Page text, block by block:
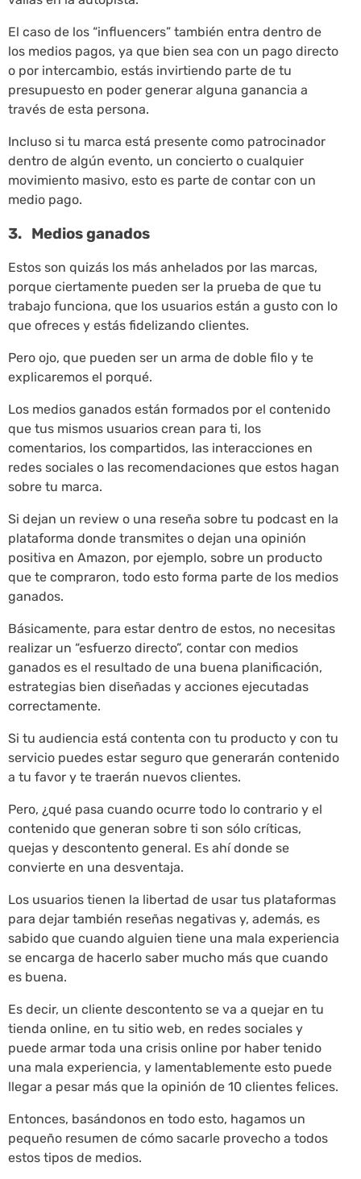
El caso de los “influencers” también entra dentro de
los medios pagos, ya que bien sea con un pago directo
o por intercambio, estás invirtiendo parte de tu
presupuesto en poder generar alguna ganancia a
través de esta persona.
Incluso si tu marca está presente como patrocinador
dentro de algún evento, un concierto o cualquier
movimiento masivo, esto es parte de contar con un
medio pago.
3. Medios ganados
Estos son quizás los más anhelados por las marcas,
porque ciertamente pueden ser la prueba de que tu
trabajo funciona, que los usuarios están a gusto con lo
que ofreces y estás fidelizando clientes.
Pero ojo, que pueden ser un arma de doble filo y te
explicaremos el porqué.
Los medios ganados están formados por el contenido
que tus mismos usuarios crean para ti, los
comentarios, los compartidos, las interacciones en
redes sociales o las recomendaciones que estos hagan
sobre tu marca.
Si dejan un review o una reseña sobre tu podcast en la
plataforma donde transmites o dejan una opinión
positiva en Amazon, por ejemplo, sobre un producto
que te compraron, todo esto forma parte de los medios
ganados.
Básicamente, para estar dentro de estos, no necesitas
realizar un “esfuerzo directo”, contar con medios
ganados es el resultado de una buena planificación,
estrategias bien diseñadas y acciones ejecutadas
correctamente.
Si tu audiencia está contenta con tu producto y con tu
servicio puedes estar seguro que generarán contenido
a tu favor y te traerán nuevos clientes.
Pero, ¿qué pasa cuando ocurre todo lo contrario y el
contenido que generan sobre ti son sólo críticas,
quejas y descontento general. Es ahí donde se
convierte en una desventaja.
Los usuarios tienen la libertad de usar tus plataformas
para dejar también reseñas negativas y, además, es
sabido que cuando alguien tiene una mala experiencia
se encarga de hacerlo saber mucho más que cuando
es buena.
Es decir, un cliente descontento se va a quejar en tu
tienda online, en tu sitio web, en redes sociales y
puede armar toda una crisis online por haber tenido
una mala experiencia, y lamentablemente esto puede
llegar a pesar más que la opinión de 10 clientes felices.
Entonces, basándonos en todo esto, hagamos un
pequeño resumen de cómo sacarle provecho a todos
estos tipos de medios.